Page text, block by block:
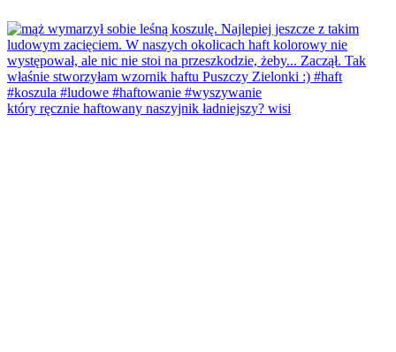
który ręcznie haftowany naszyjnik ładniejszy? wisi